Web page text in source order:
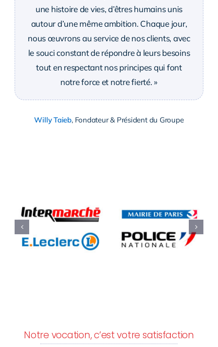
une histoire de vies, d’êtres humains unis
autour d’une même ambition. Chaque jour,
nous œuvrons au service de nos clients, avec
le souci constant de répondre à leurs besoins
tout en respectant nos principes qui font
notre force et notre fierté. »
Willy Taieb, Fondateur & Président du Groupe
Notre vocation, c’est votre satisfaction